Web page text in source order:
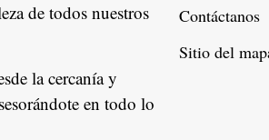
de todos nuestros
la cercanía y
en todo lo
Contáctanos
Sitio del